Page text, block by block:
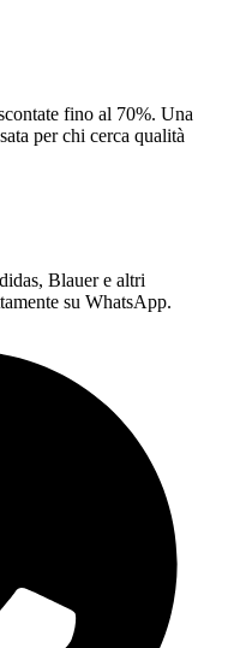
fino al 70%. Una
per chi cerca qualità
Blauer e altri
su WhatsApp.